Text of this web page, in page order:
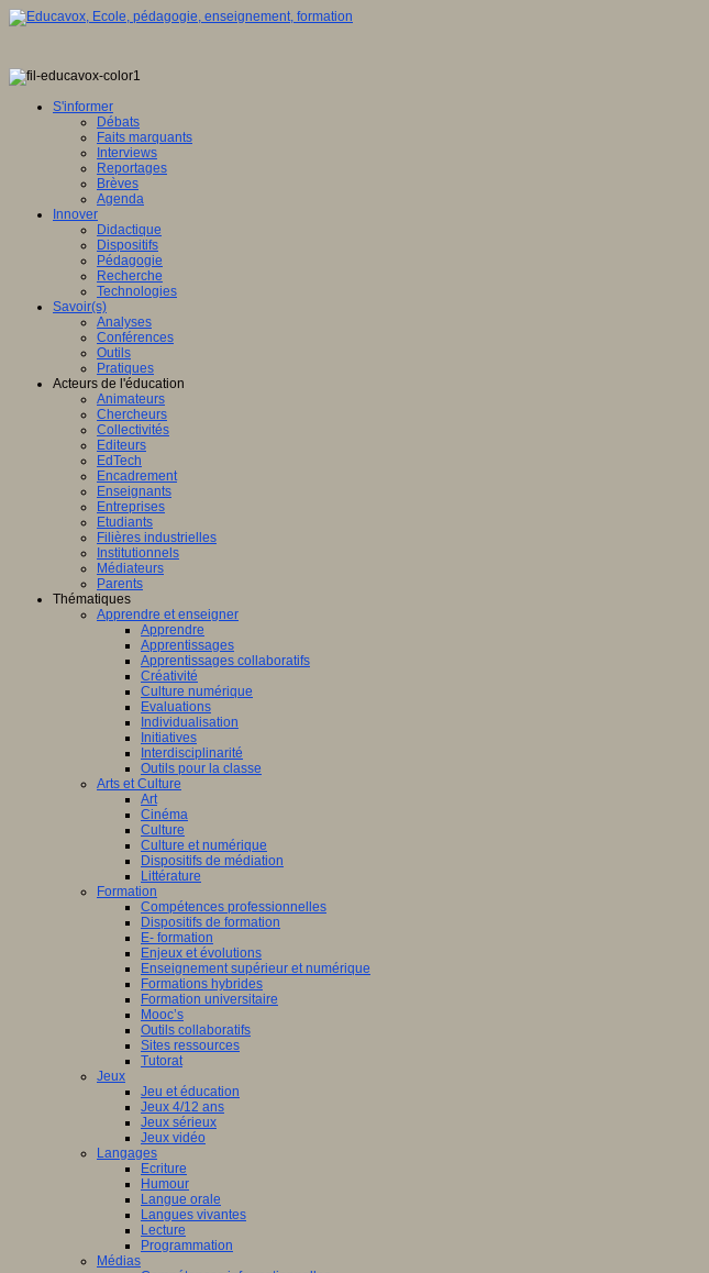
S'informer
Débats
Faits marquants
Interviews
Reportages
Brèves
Agenda
Innover
Didactique
Dispositifs
Pédagogie
Recherche
Technologies
Savoir(s)
Analyses
Conférences
Outils
Pratiques
Acteurs de l'éducation
Animateurs
Chercheurs
Collectivités
Editeurs
EdTech
Encadrement
Enseignants
Entreprises
Etudiants
Filières industrielles
Institutionnels
Médiateurs
Parents
Thématiques
Apprendre et enseigner
Apprendre
Apprentissages
Apprentissages collaboratifs
Créativité
Culture numérique
Evaluations
Individualisation
Initiatives
Interdisciplinarité
Outils pour la classe
Arts et Culture
Art
Cinéma
Culture
Culture et numérique
Dispositifs de médiation
Littérature
Formation
Compétences professionnelles
Dispositifs de formation
E- formation
Enjeux et évolutions
Enseignement supérieur et numérique
Formations hybrides
Formation universitaire
Mooc’s
Outils collaboratifs
Sites ressources
Tutorat
Jeux
Jeu et éducation
Jeux 4/12 ans
Jeux sérieux
Jeux vidéo
Langages
Ecriture
Humour
Langue orale
Langues vivantes
Lecture
Programmation
Médias